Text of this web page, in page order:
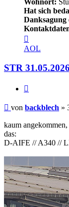
Wohnort:
Hat sich
Danksagung
von
backblech
AOL
STR 31.05.2026
Beitrag
von backblech »
kaum
das:
D-AIFE // A340 //